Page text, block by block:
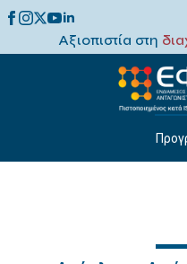
Αξιοπιστία στη